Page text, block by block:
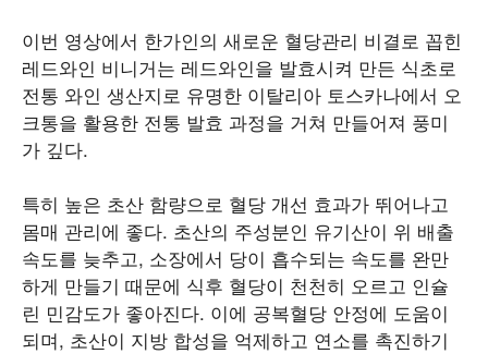
이번 영상에서 한가인의 새로운 혈당관리 비결로 꼽힌
레드와인 비니거는 레드와인을 발효시켜 만든 식초로
전통 와인 생산지로 유명한 이탈리아 토스카나에서 오
크통을 활용한 전통 발효 과정을 거쳐 만들어져 풍미
가 깊다.
특히 높은 초산 함량으로 혈당 개선 효과가 뛰어나고
몸매 관리에 좋다. 초산의 주성분인 유기산이 위 배출
속도를 늦추고, 소장에서 당이 흡수되는 속도를 완만
하게 만들기 때문에 식후 혈당이 천천히 오르고 인슐
린 민감도가 좋아진다. 이에 공복혈당 안정에 도움이
되며, 초산이 지방 합성을 억제하고 연소를 촉진하기